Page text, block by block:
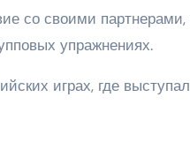
со своими партнерами,
упражнениях.
играх, где